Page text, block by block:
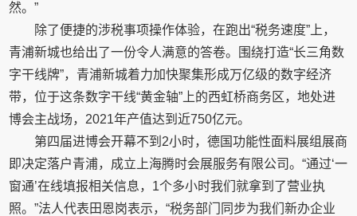
然。”
除了便捷的涉税事项操作体验，在跑出“税务速度”上，
青浦新城也给出了一份令人满意的答卷。围绕打造“长三角数
字干线牌”，青浦新城着力加快聚集形成万亿级的数字经济
带，位于这条数字干线“黄金轴”上的西虹桥商务区，地处进
博会主战场，2021年产值达到近750亿元。
第四届进博会开幕不到2小时，德国功能性面料展组展商
即决定落户青浦，成立上海腾时会展服务有限公司。“通过‘一
窗通’在线填报相关信息，1个多小时我们就拿到了营业执
照。”法人代表田恩岗表示，“税务部门同步为我们新办企业